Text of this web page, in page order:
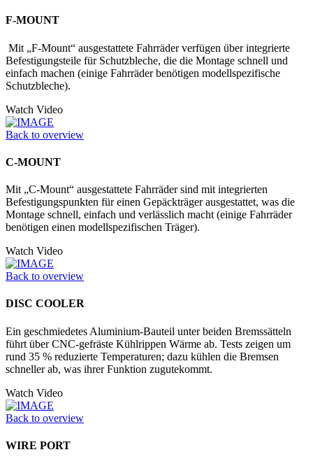
F-MOUNT
Mit „F-Mount“ ausgestattete Fahrräder verfügen über integrierte
Befestigungs­teile für Schutzbleche, die die Montage schnell und
einfach machen (einige Fahrräder benötigen modellspezifische
Schutzbleche).
Watch Video
Back to overview
C-MOUNT
Mit „C-Mount“ ausgestattete Fahrräder sind mit integrierten
Befestigungspunkten für einen Gepäckträger ausgestattet, was die
Montage schnell, einfach und verlässlich macht (einige Fahrräder
benötigen einen modellspezifischen Träger).
Watch Video
Back to overview
DISC COOLER
Ein geschmiedetes Aluminium-Bauteil unter beiden Bremssätteln
führt über CNC-gefräste Kühlrippen Wärme ab. Tests zeigen um
rund 35 % reduzierte Temperaturen; dazu kühlen die Bremsen
schneller ab, was ihrer Funktion zugutekommt.
Watch Video
Back to overview
WIRE PORT